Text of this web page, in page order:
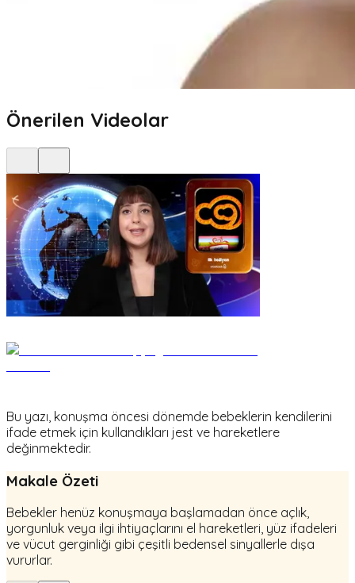
Önerilen Videolar
Bu yazı, konuşma öncesi dönemde bebeklerin kendilerini
ifade etmek için kullandıkları jest ve hareketlere
değinmektedir.
Makale Özeti
Bebekler henüz konuşmaya başlamadan önce açlık,
yorgunluk veya ilgi ihtiyaçlarını el hareketleri, yüz ifadeleri
ve vücut gerginliği gibi çeşitli bedensel sinyallerle dışa
vururlar.